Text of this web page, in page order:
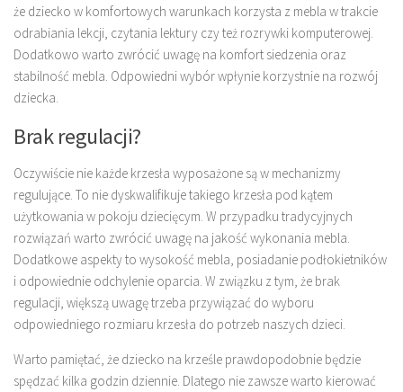
że dziecko w komfortowych warunkach korzysta z mebla w trakcie
odrabiania lekcji, czytania lektury czy też rozrywki komputerowej.
Dodatkowo warto zwrócić uwagę na komfort siedzenia oraz
stabilność mebla. Odpowiedni wybór wpłynie korzystnie na rozwój
dziecka.
Brak regulacji?
Oczywiście nie każde krzesła wyposażone są w mechanizmy
regulujące. To nie dyskwalifikuje takiego krzesła pod kątem
użytkowania w pokoju dziecięcym. W przypadku tradycyjnych
rozwiązań warto zwrócić uwagę na jakość wykonania mebla.
Dodatkowe aspekty to wysokość mebla, posiadanie podłokietników
i odpowiednie odchylenie oparcia. W związku z tym, że brak
regulacji, większą uwagę trzeba przywiązać do wyboru
odpowiedniego rozmiaru krzesła do potrzeb naszych dzieci.
Warto pamiętać, że dziecko na krześle prawdopodobnie będzie
spędzać kilka godzin dziennie. Dlatego nie zawsze warto kierować